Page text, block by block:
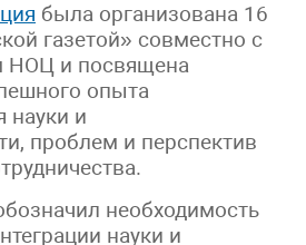
была организована 16
газетой» совместно с
НОЦ и посвящена
опыта
науки и
проблем и перспектив
необходимость
науки и